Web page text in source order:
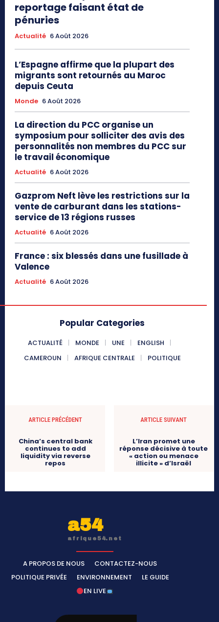
reportage faisant état de
pénuries
Actualité 6 Août 2026
L’Espagne affirme que la plupart des
migrants sont retournés au Maroc
depuis Ceuta
Monde 6 Août 2026
La direction du PCC organise un
symposium pour solliciter des avis des
personnalités non membres du PCC sur
le travail économique
Actualité 6 Août 2026
Gazprom Neft lève les restrictions sur la
vente de carburant dans les stations-
service de 13 régions russes
Actualité 6 Août 2026
France : six blessés dans une fusillade à
Valence
Actualité 6 Août 2026
Popular Categories
ACTUALITÉ MONDE UNE
ENGLISH
CAMEROUN
AFRIQUE CENTRALE POLITIQUE
ARTICLE PRÉCÉDENT
China’s central bank
continues to add
liquidity via reverse
repos
ARTICLE SUIVANT
L’Iran promet une
réponse décisive à toute
« action ou menace
illicite » d’Israël
a54
afrique54.net
A PROPOS DE NOUS
CONTACTEZ-NOUS
POLITIQUE PRIVÉE
ENVIRONNEMENT
LE GUIDE
EN LIVE